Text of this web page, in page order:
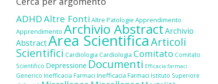
ADHDAltre Fonti Altre Patologie Apprendimento
Apprendimento Archivio AbstractArchivio
AbstractArea ScientificaArticoli
Scientifici Cardiologia Cardiologia Comitato Comitato
Scientifico Depressione Documenti Efficacia farmaci
Generico Inefficacia Farmaci Inefficacia Farmaci Istituto Superiore